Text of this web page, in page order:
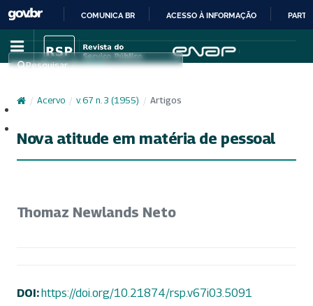
IR
PARA
CONTEÚDO
COMUNICA BR ACESSO À INFORMAÇÃO
Pesquisar
/ Acervo / v. 67 n. 3 (1955) / Artigos
Nova atitude em matéria de pessoal
Thomaz Newlands Neto
DOI:https://doi.org/10.21874/rsp.v67i03.5091